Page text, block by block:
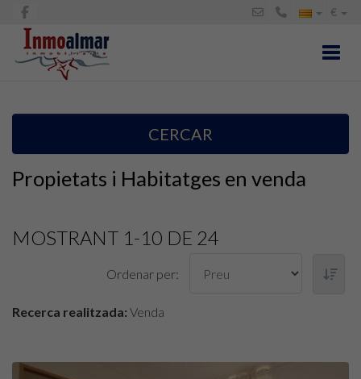
€
CERCAR
Propietats i Habitatges en venda
MOSTRANT 1-10 DE 24
Ordenar per:
Recerca realitzada: Venda